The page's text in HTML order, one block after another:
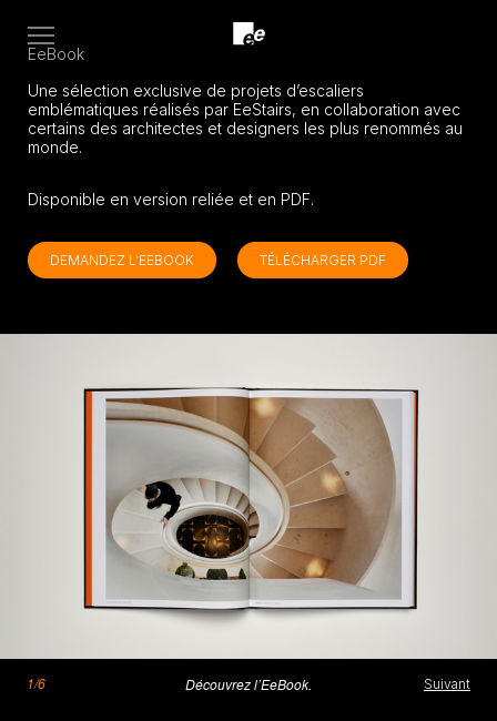
Open
menu
EeBook
Une sélection exclusive de projets d’escaliers
emblématiques réalisés par EeStairs, en collaboration avec
certains des architectes et designers les plus renommés au
monde.
Disponible en version reliée et en PDF.
DEMANDEZ L'EEBOOK TÉLÉCHARGER PDF
1/6 Découvrez l’EeBook. Suivant
2/6 Découvrez l’EeBook. Suivant
3/6 Découvrez l’EeBook. Suivant
4/6 Découvrez l’EeBook. Suivant
5/6 Découvrez l’EeBook. Suivant
6/6 Découvrez l’EeBook. Suivant